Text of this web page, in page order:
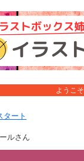
ようこそ
タート
ルさん